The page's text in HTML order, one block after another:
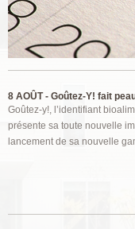
8 AOÛT - Goûtez-Y! fait
Goûtez-y!, l’identifiant
présente sa toute nouvelle
lancement de sa nouvelle
Pages